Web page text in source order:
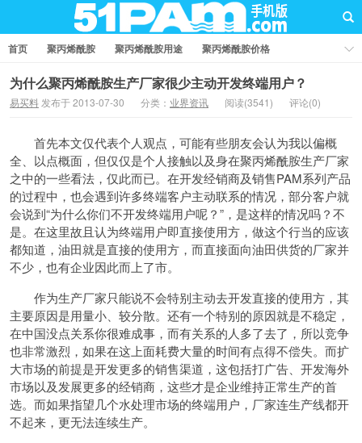
首页 聚丙烯酰胺 聚丙烯酰胺用途
聚丙烯酰胺价格
聚丙烯酰胺厂家
聚丙烯酰胺知识
聚丙烯酰胺国家标准
业界资讯
问答社区
为什么聚丙烯酰胺生产厂家很少主动开发终端用户？
易买料 发布于 2013-07-30 分类： 业界资讯 阅读(3541) 评论(0)
首先本文仅代表个人观点，可能有些朋友会认为我以偏概
全、以点概面，但仅仅是个人接触以及身在聚丙烯酰胺生产厂家
之中的一些看法，仅此而已。在开发经销商及销售PAM系列产品
的过程中，也会遇到许多终端客户主动联系的情况，部分客户就
会说到“为什么你们不开发终端用户呢？”，是这样的情况吗？不
是。在这里故且认为终端用户即直接使用方，做这个行当的应该
都知道，油田就是直接的使用方，而直接面向油田供货的厂家并
不少，也有企业因此而上了市。
作为生产厂家只能说不会特别主动去开发直接的使用方，其
主要原因是用量小、较分散。还有一个特别的原因就是不稳定，
在中国没点关系你很难成事，而有关系的人多了去了，所以竞争
也非常激烈，如果在这上面耗费大量的时间有点得不偿失。而扩
大市场的前提是开发更多的销售渠道，这包括打广告、开发海外
市场以及发展更多的经销商，这些才是企业维持正常生产的首
选。而如果指望几个水处理市场的终端用户，厂家连生产线都开
不起来，更无法连续生产。